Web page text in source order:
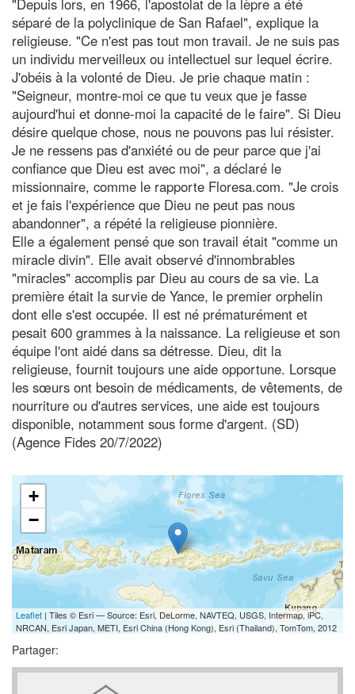
"Depuis lors, en 1966, l'apostolat de la lèpre a été
séparé de la polyclinique de San Rafael", explique la
religieuse. "Ce n'est pas tout mon travail. Je ne suis pas
un individu merveilleux ou intellectuel sur lequel écrire.
J'obéis à la volonté de Dieu. Je prie chaque matin :
"Seigneur, montre-moi ce que tu veux que je fasse
aujourd'hui et donne-moi la capacité de le faire". Si Dieu
désire quelque chose, nous ne pouvons pas lui résister.
Je ne ressens pas d'anxiété ou de peur parce que j'ai
confiance que Dieu est avec moi", a déclaré le
missionnaire, comme le rapporte Floresa.com. "Je crois
et je fais l'expérience que Dieu ne peut pas nous
abandonner", a répété la religieuse pionnière.
Elle a également pensé que son travail était "comme un
miracle divin". Elle avait observé d'innombrables
"miracles" accomplis par Dieu au cours de sa vie. La
première était la survie de Yance, le premier orphelin
dont elle s'est occupée. Il est né prématurément et
pesait 600 grammes à la naissance. La religieuse et son
équipe l'ont aidé dans sa détresse. Dieu, dit la
religieuse, fournit toujours une aide opportune. Lorsque
les sœurs ont besoin de médicaments, de vêtements, de
nourriture ou d'autres services, une aide est toujours
disponible, notamment sous forme d'argent. (SD)
(Agence Fides 20/7/2022)
+
−
Leaflet | Tiles © Esri — Source: Esri, DeLorme, NAVTEQ, USGS, Intermap, iPC,
NRCAN, Esri Japan, METI, Esri China (Hong Kong), Esri (Thailand), TomTom, 2012
Partager: